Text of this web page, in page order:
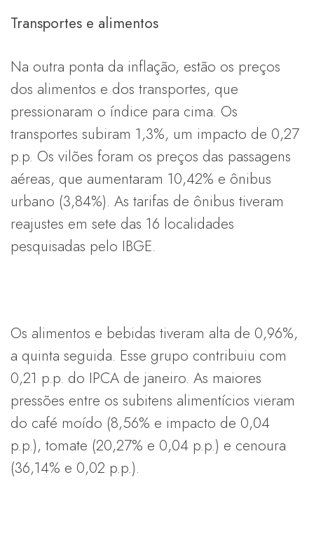
Transportes e alimentos
Na outra ponta da inflação, estão os preços
dos alimentos e dos transportes, que
pressionaram o índice para cima. Os
transportes subiram 1,3%, um impacto de 0,27
p.p. Os vilões foram os preços das passagens
aéreas, que aumentaram 10,42% e ônibus
urbano (3,84%). As tarifas de ônibus tiveram
reajustes em sete das 16 localidades
pesquisadas pelo IBGE.
Os alimentos e bebidas tiveram alta de 0,96%,
a quinta seguida. Esse grupo contribuiu com
0,21 p.p. do IPCA de janeiro. As maiores
pressões entre os subitens alimentícios vieram
do café moído (8,56% e impacto de 0,04
p.p.), tomate (20,27% e 0,04 p.p.) e cenoura
(36,14% e 0,02 p.p.).